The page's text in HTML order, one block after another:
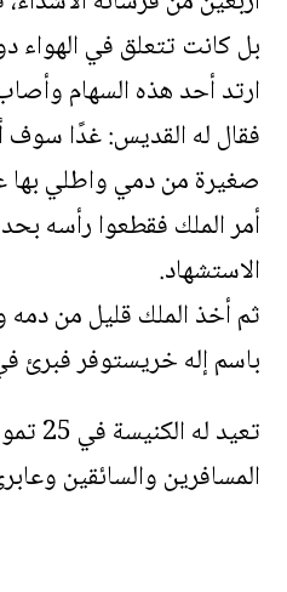
بل كانت تتعلق في
ارتد أحد هذه السهام
فقال له القديس: غدًا
صغيرة من دمي واطلي
أمر الملك فقطعوا رأسه
الاستشهاد.
ثم أخذ الملك قليل من
باسم إله خريستوفر فبرئ
تعيد
المسافرين والسائقين